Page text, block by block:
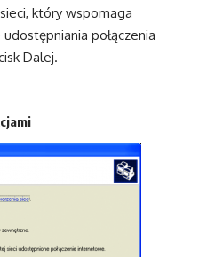
który wspomaga
połączenia
Dalej.